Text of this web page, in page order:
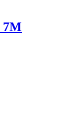
7M